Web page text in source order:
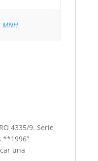
4335/9. Serie
**1996”
una